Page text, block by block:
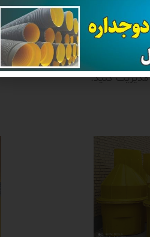
خواهید بود که کارشناسان
در اختیار شما قرار خواهند
خود را انتخاب کنید و
کنید.